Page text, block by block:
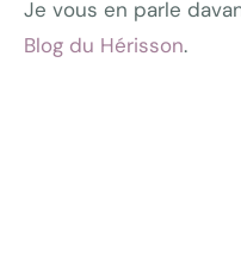
Je vous en parle
Blog du Hérisson.